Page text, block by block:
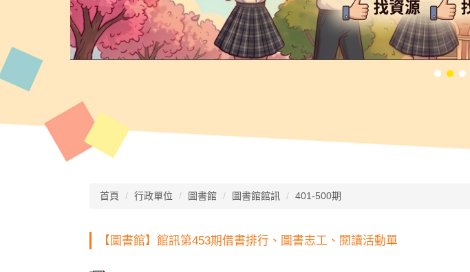
首頁 行政單位 圖書館 圖書館館訊 401-500期
【圖書館】館訊第453期借書排行、圖書志工、閱讀活動單